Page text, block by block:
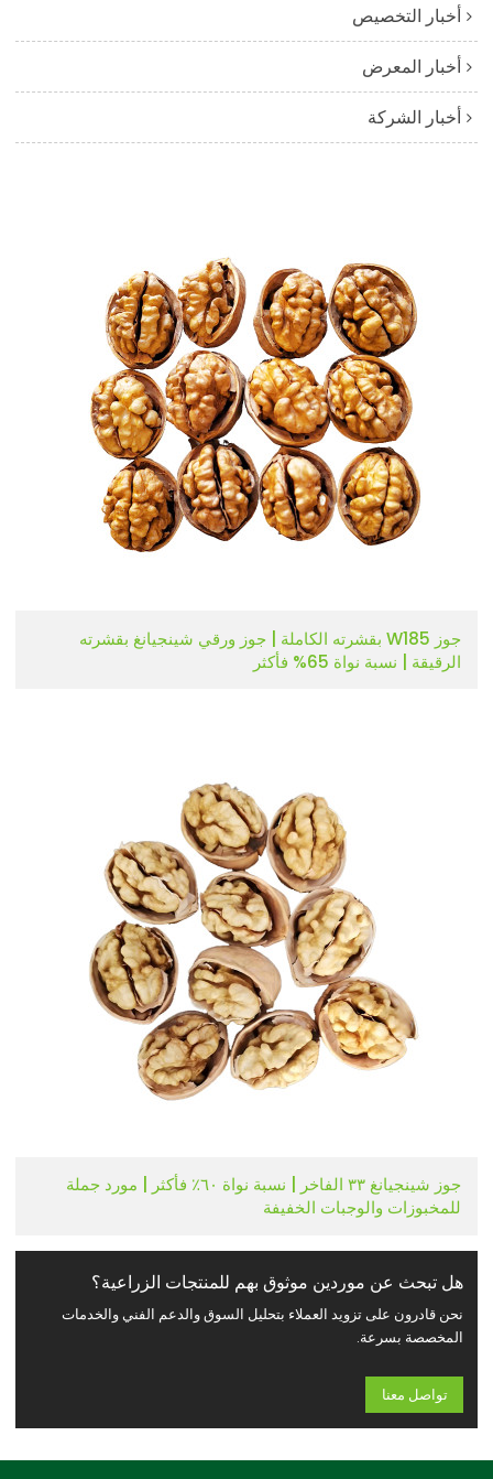
أخبار التخصيص
أخبار المعرض
أخبار الشركة
جوز W185 بقشرته الكاملة | جوز ورقي شينجيانغ بقشرته
الرقيقة | نسبة نواة 65% فأكثر
جوز شينجيانغ ٣٣ الفاخر | نسبة نواة ٦٠٪ فأكثر | مورد جملة
للمخبوزات والوجبات الخفيفة
هل تبحث عن موردين موثوق بهم للمنتجات الزراعية؟
نحن قادرون على تزويد العملاء بتحليل السوق والدعم الفني والخدمات
المخصصة بسرعة.
تواصل معنا